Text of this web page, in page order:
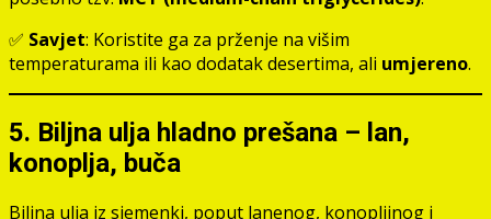
✅ Savjet: Koristite ga za prženje na višim
temperaturama ili kao dodatak desertima, ali umjereno.
5. Biljna ulja hladno prešana – lan,
konoplja, buča
Biljna ulja iz sjemenki, poput lanenog, konopljinog i